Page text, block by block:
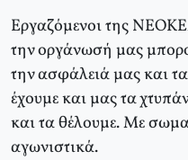
Εργαζόμενοι της
την οργάνωσή μας
την ασφάλειά μας και
έχουμε και μας τα
και τα θέλουμε. Με
αγωνιστικά.